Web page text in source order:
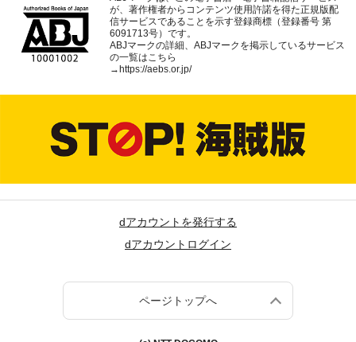
が、著作権者からコンテンツ使用許諾を得た正規版配
信サービスであることを示す登録商標（登録番号 第
6091713号）です。
ABJマークの詳細、ABJマークを掲示しているサービス
の一覧はこちら
→ https://aebs.or.jp/
dアカウントを発行する
dアカウントログイン
ページトップへ